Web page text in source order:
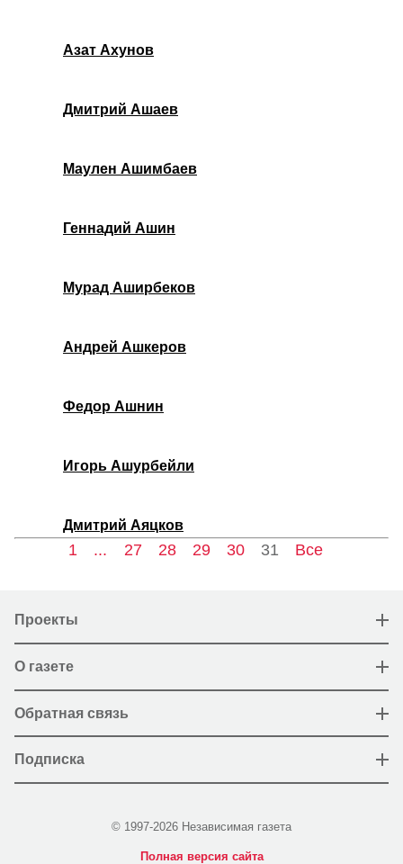
Азат Ахунов
Дмитрий Ашаев
Маулен Ашимбаев
Геннадий Ашин
Мурад Аширбеков
Андрей Ашкеров
Федор Ашнин
Игорь Ашурбейли
Дмитрий Аяцков
1 ... 27 28 29 30 31 Все
Проекты
О газете
Обратная связь
Подписка
© 1997-2026 Независимая газета
Полная версия сайта